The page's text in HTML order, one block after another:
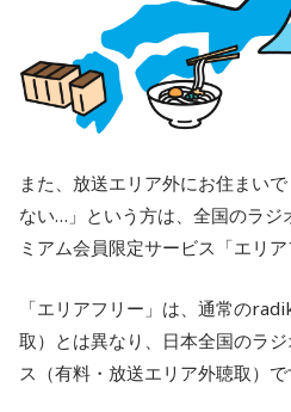
また、放送エリア外にお住まい
ない…」という方は、全国のラ
ミアム会員限定サービス「エリ
「エリアフリー」は、通常の
取）とは異なり、日本全国のラ
ス（有料・放送エリア外聴取）で